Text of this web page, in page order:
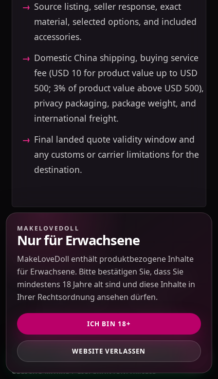
Source listing, seller response, exact
material, selected options, and included
accessories.
Domestic China shipping, buying service
fee (USD 10 for product value up to USD
500; 3% of product value above USD 500),
privacy packaging, package weight, and
international freight.
Final landed quote validity window and
any customs or carrier limitations for the
destination.
Verwandte Sourcing-Routen
ALTERNATIVE
SOURCING-
REFERENZEN
GLEICHE MARKE / LIEFERANTENFAMILIE
GET PRIVATE QUOTE
MAKELOVEDOLL
Nur für Erwachsene
MakeLoveDoll enthält produktbezogene Inhalte
für Erwachsene. Bitte bestätigen Sie, dass Sie
mindestens 18 Jahre alt sind und diese Inhalte in
Ihrer Rechtsordnung ansehen dürfen.
ICH BIN 18+
WEBSITE VERLASSEN